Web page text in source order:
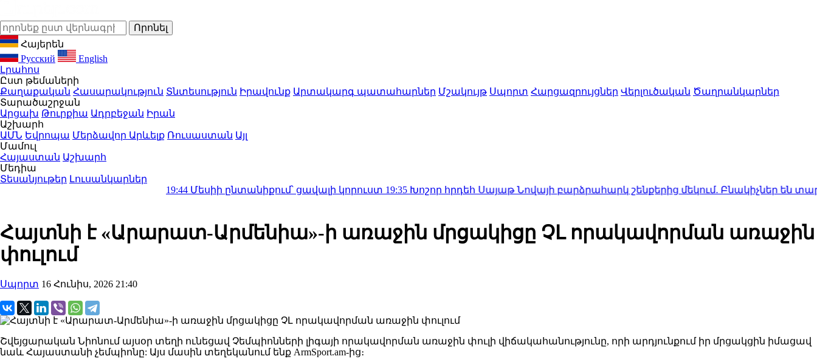
Հայերեն
Русский
English
Լրահոս
Ըստ թեմաների
Քաղաքական Հասարակություն Տնտեսություն Իրավունք Արտակարգ պատահարներ Մշակույթ Սպորտ Հարցազրույցներ Վերլուծական Ծաղրանկարներ
Տարածաշրջան
Արցախ Թուրքիա Ադրբեջան Իրան
Աշխարհ
ԱՄՆ Եվրոպա Մերձավոր Արևելք Ռուսաստան Այլ
Մամուլ
Հայաստան Աշխարհ
Մեդիա
Տեսանյութեր Լուսանկարներ
Մեսիի ընտանիքում՝ ցավալի կորուստ19:35Խոշոր հրդեհ Սայաթ Նովայի բարձրահարկ շենքերից մեկում. Բնակիչներ են տարհանվել
Հայտնի է «Արարատ-Արմենիա»-ի առաջին մրցակիցը ՉԼ որակավորման առաջին
փուլում
Սպորտ 16 Հունիս, 2026 21:40
Շվեյցարական Նիոնում այսօր տեղի ունեցավ Չեմպիոնների լիգայի որակավորման առաջին փուլի վիճակահանությունը, որի արդյունքում իր մրցակցին իմացավ
նաև Հայաստանի չեմպիոնը: Այս մասին տեղեկանում ենք ArmSport.am-ից։